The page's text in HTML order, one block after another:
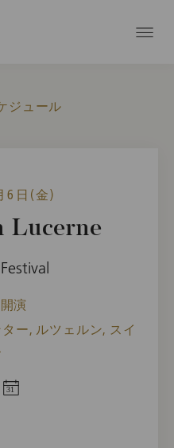
ジュール
6日(金)
Lucerne
演
ー, ルツェルン, スイ